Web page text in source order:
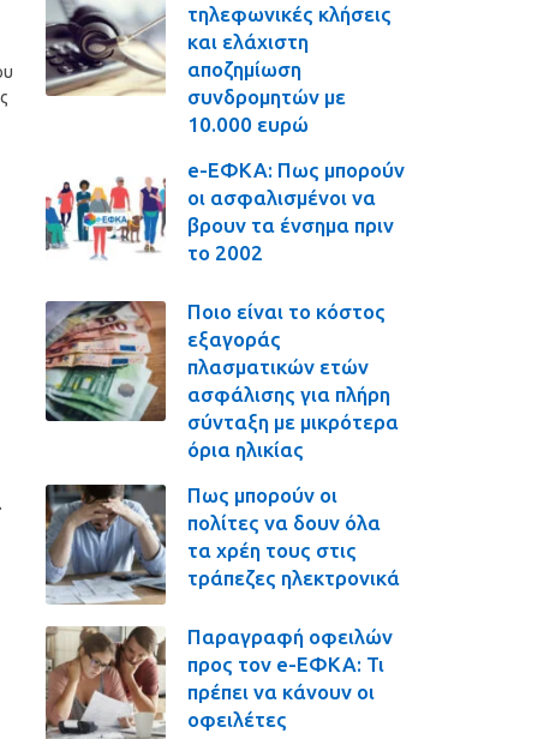
τηλεφωνικές κλήσεις
και ελάχιστη
αποζημίωση
συνδρομητών με
10.000 ευρώ
e-ΕΦΚΑ: Πως μπορούν
οι ασφαλισμένοι να
βρουν τα ένσημα πριν
το 2002
Ποιο είναι το κόστος
εξαγοράς
πλασματικών ετών
ασφάλισης για πλήρη
σύνταξη με μικρότερα
όρια ηλικίας
Πως μπορούν οι
πολίτες να δουν όλα
τα χρέη τους στις
τράπεζες ηλεκτρονικά
Παραγραφή οφειλών
προς τον e-ΕΦΚΑ: Τι
πρέπει να κάνουν οι
οφειλέτες